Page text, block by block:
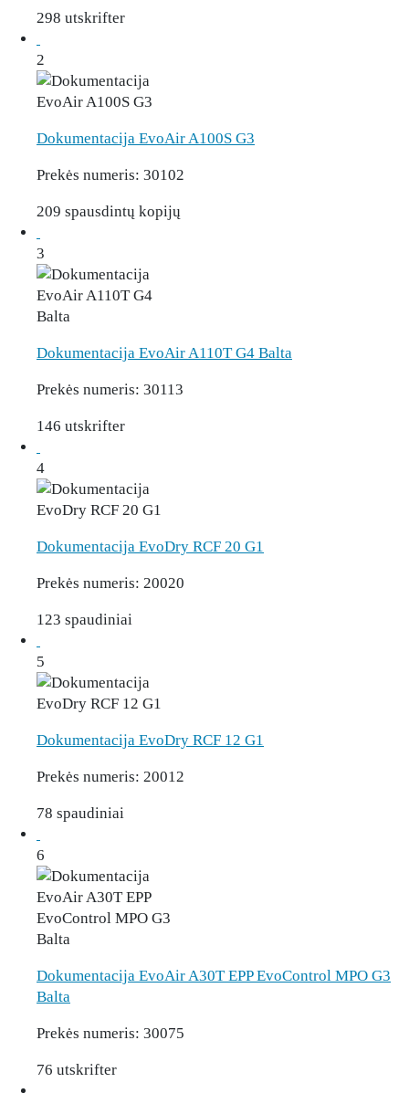
298 utskrifter
2
Dokumentacija EvoAir A100S G3
Prekės numeris: 30102
209 spausdintų kopijų
3
Dokumentacija EvoAir A110T G4 Balta
Prekės numeris: 30113
146 utskrifter
4
Dokumentacija EvoDry RCF 20 G1
Prekės numeris: 20020
123 spaudiniai
5
Dokumentacija EvoDry RCF 12 G1
Prekės numeris: 20012
78 spaudiniai
6
Dokumentacija EvoAir A30T EPP EvoControl MPO G3
Balta
Prekės numeris: 30075
76 utskrifter